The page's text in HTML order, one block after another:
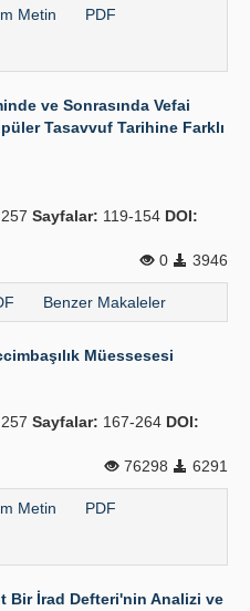
Metin PDF
ve Sonrasında Vefai
Tasavvuf Tarihine Farklı
Sayfalar: 119-154 DOI:
0
3946
Benzer Makaleler
Müessesesi
Sayfalar: 167-264 DOI:
76298
6291
Metin PDF
Bir İrad Defteri'nin Analizi ve